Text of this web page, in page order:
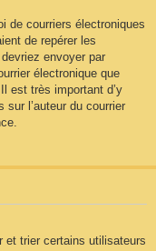
de courriers électroniques
de repérer les
envoyer par
électronique que
est très important d’y
l’auteur du courrier
et trier certains utilisateurs